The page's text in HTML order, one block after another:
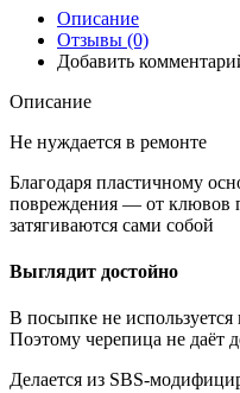
Описание
Отзывы (0)
Добавить
Описание
Не нуждается в ремонте
Благодаря пластичному
повреждения — от клювов
затягиваются сами собой
Выглядит достойно
В посыпке не
Поэтому черепица не даёт
Делается из SBS-